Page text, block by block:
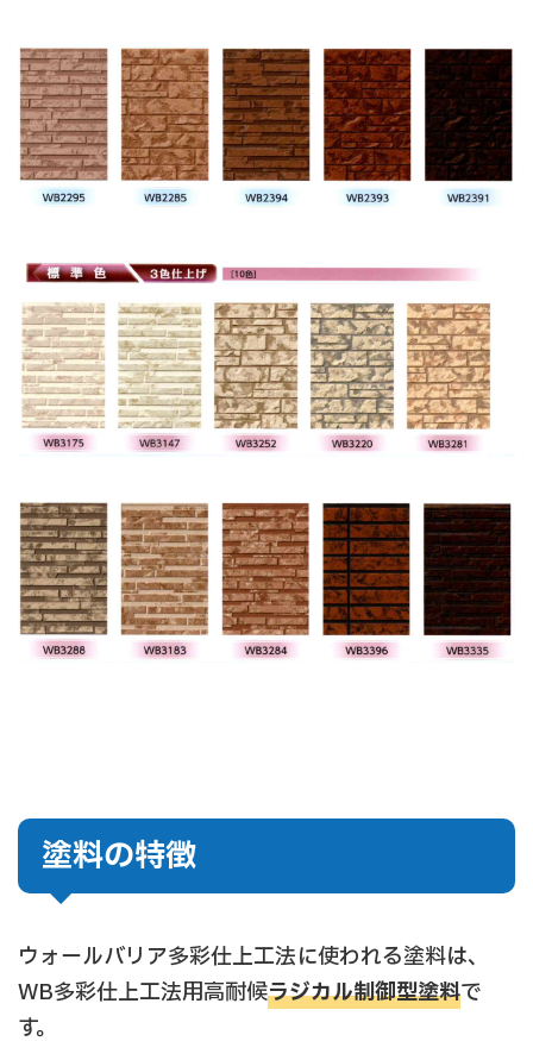
塗料の特徴
ウォールバリア多彩仕上工法に使われる塗料は、
WB多彩仕上工法用高耐候ラジカル制御型塗料で
す。